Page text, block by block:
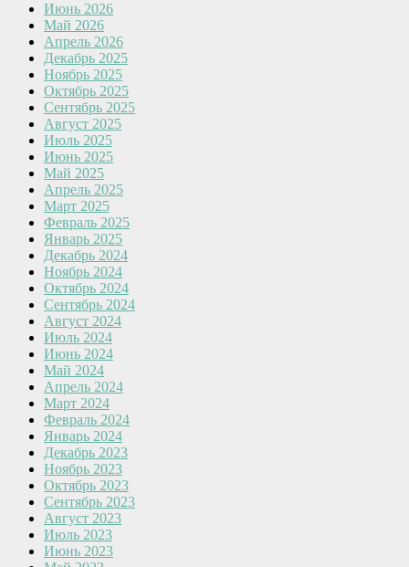
Июнь 2026
Май 2026
Апрель 2026
Декабрь 2025
Ноябрь 2025
Октябрь 2025
Сентябрь 2025
Август 2025
Июль 2025
Июнь 2025
Май 2025
Апрель 2025
Март 2025
Февраль 2025
Январь 2025
Декабрь 2024
Ноябрь 2024
Октябрь 2024
Сентябрь 2024
Август 2024
Июль 2024
Июнь 2024
Май 2024
Апрель 2024
Март 2024
Февраль 2024
Январь 2024
Декабрь 2023
Ноябрь 2023
Октябрь 2023
Сентябрь 2023
Август 2023
Июль 2023
Июнь 2023